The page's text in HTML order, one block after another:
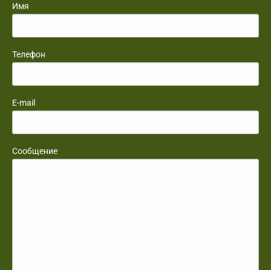
Имя
Телефон
E-mail
Сообщение